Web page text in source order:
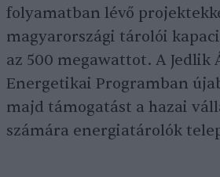
folyamatban lévő
magyarországi tárolói
az 500 megawattot. A Jedlik
Energetikai Programban
majd támogatást a hazai
számára energiatárolók